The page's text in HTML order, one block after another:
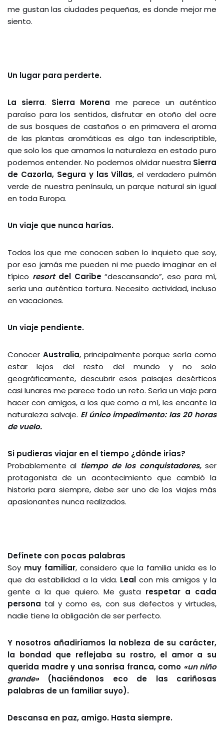
me gustan las ciudades pequeñas, es donde mejor me
siento.
Un lugar para perderte.
La sierra. Sierra Morena me parece un auténtico
paraíso para los sentidos, disfrutar en otoño del ocre
de sus bosques de castaños o en primavera el aroma
de las plantas aromáticas es algo tan indescriptible,
que solo los que amamos la naturaleza en estado puro
podemos entender. No podemos olvidar nuestra Sierra
de Cazorla, Segura y las Villas, el verdadero pulmón
verde de nuestra península, un parque natural sin igual
en toda Europa.
Un viaje que nunca harías.
Todos los que me conocen saben lo inquieto que soy,
por eso jamás me pueden ni me puedo imaginar en el
típico resortdel Caribe“descansando”, eso para mí,
sería una auténtica tortura. Necesito actividad, incluso
en vacaciones.
Un viaje pendiente.
Conocer Australia, principalmente porque sería como
estar lejos del resto del mundo y no solo
geográficamente, descubrir esos paisajes desérticos
casi lunares me parece todo un reto. Sería un viaje para
hacer con amigos, a los que como a mí, les encante la
naturaleza salvaje. El único impedimento: las 20 horas
de vuelo.
Si pudieras viajar en el tiempo ¿dónde irías?
Probablemente al tiempo de los conquistadores,ser
protagonista de un acontecimiento que cambió la
historia para siempre, debe ser uno de los viajes más
apasionantes nunca realizados.
Defínete con pocas palabras
Soy muy familiar, considero que la familia unida es lo
que da estabilidad a la vida. Leal con mis amigos y la
gente a la que quiero. Me gusta respetar a cada
persona tal y como es, con sus defectos y virtudes,
nadie tiene la obligación de ser perfecto.
Y nosotros añadiríamos la nobleza de su carácter,
la bondad que reflejaba su rostro, el amor a su
querida madre y una sonrisa franca, como «un niño
grande»(haciéndonos eco de las cariñosas
palabras de un familiar suyo).
Descansa en paz, amigo. Hasta siempre.